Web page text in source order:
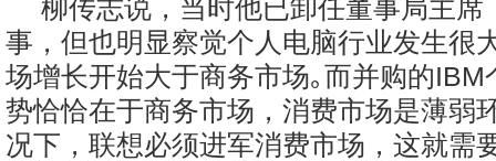
柳传志说，当时他已卸任董事局主席
事，但也明显察觉个人电脑行业发生很
场增长开始大于商务市场｡而并购的IBM
势恰恰在于商务市场，消费市场是薄弱
况下，联想必须进军消费市场，这就需